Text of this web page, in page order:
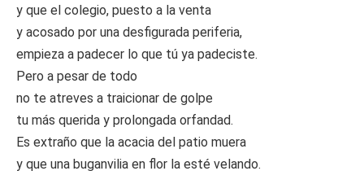
y que el colegio, puesto a la venta
y acosado por una desfigurada periferia,
empieza a padecer lo que tú ya padeciste.
Pero a pesar de todo
no te atreves a traicionar de golpe
tu más querida y prolongada orfandad.
Es extraño que la acacia del patio muera
y que una buganvilia en flor la esté velando.